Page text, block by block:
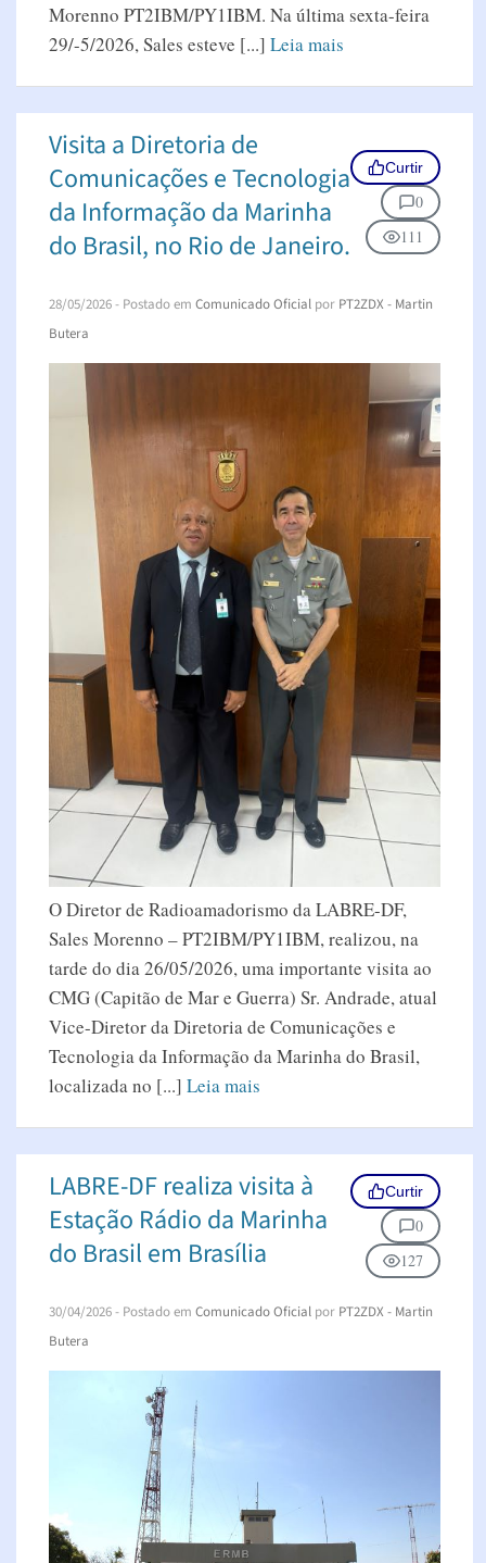
Morenno PT2IBM/PY1IBM. Na última sexta-feira
29/-5/2026, Sales esteve [...] Leia mais
Visita a Diretoria de
Comunicações e Tecnologia
da Informação da Marinha
do Brasil, no Rio de Janeiro.
Curtir
0
111
28/05/2026- Postado em Comunicado Oficial por PT2ZDX - Martin
Butera
O Diretor de Radioamadorismo da LABRE-DF,
Sales Morenno – PT2IBM/PY1IBM, realizou, na
tarde do dia 26/05/2026, uma importante visita ao
CMG (Capitão de Mar e Guerra) Sr. Andrade, atual
Vice-Diretor da Diretoria de Comunicações e
Tecnologia da Informação da Marinha do Brasil,
localizada no [...] Leia mais
LABRE-DF realiza visita à
Estação Rádio da Marinha
do Brasil em Brasília
Curtir
0
127
30/04/2026- Postado em Comunicado Oficial por PT2ZDX - Martin
Butera